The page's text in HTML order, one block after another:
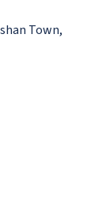
Town,